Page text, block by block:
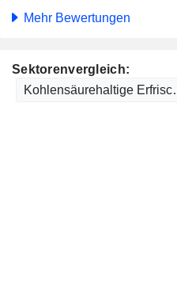
Mehr Bewertungen
Sektorenvergleich: